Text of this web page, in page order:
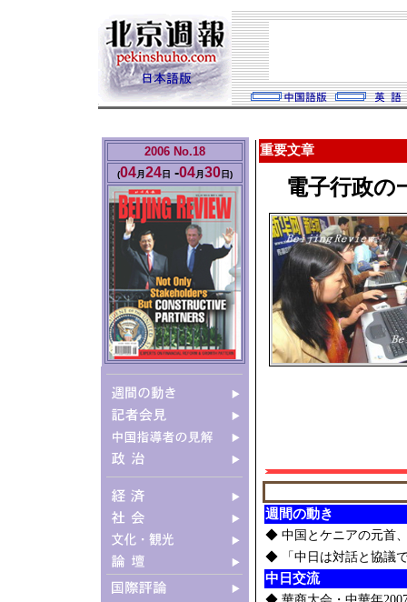
2006 No.18
(04月 24日 -04月 30日)
重要文章
電子行政の
週間の動き
◆ 中国とケニアの元首
◆
「中日は対話と協議
中日交流